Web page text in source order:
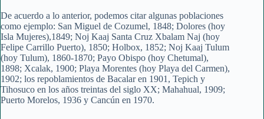
De acuerdo a lo anterior, podemos citar algunas poblaciones
como ejemplo: San Miguel de Cozumel, 1848; Dolores (hoy
Isla Mujeres),1849; Noj Kaaj Santa Cruz Xbalam Naj (hoy
Felipe Carrillo Puerto), 1850; Holbox, 1852; Noj Kaaj Tulum
(hoy Tulum), 1860-1870; Payo Obispo (hoy Chetumal),
1898; Xcalak, 1900; Playa Morentes (hoy Playa del Carmen),
1902; los repoblamientos de Bacalar en 1901, Tepich y
Tihosuco en los años treintas del siglo XX; Mahahual, 1909;
Puerto Morelos, 1936 y Cancún en 1970.